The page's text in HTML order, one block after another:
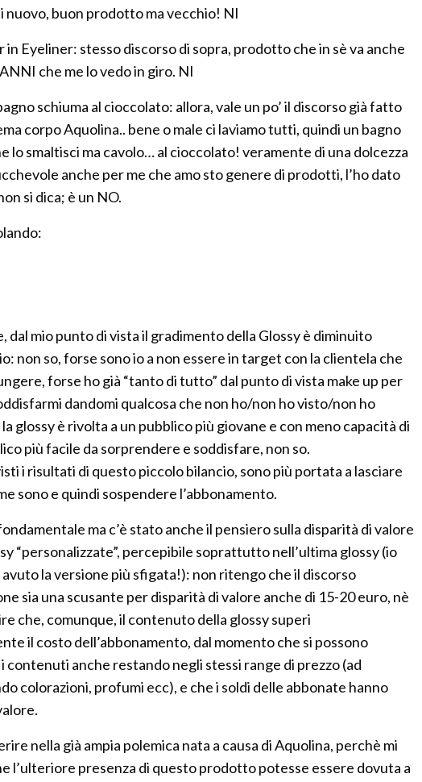
nuovo, buon prodotto ma vecchio! NI
in Eyeliner: stesso discorso di sopra, prodotto che in sè va anche
che me lo vedo in giro. NI
schiuma al cioccolato: allora, vale un po’ il discorso già fatto
corpo Aquolina.. bene o male ci laviamo tutti, quindi un bagno
lo smaltisci ma cavolo… al cioccolato! veramente di una dolcezza
anche per me che amo sto genere di prodotti, l’ho dato
si dica; è un NO.
dal mio punto di vista il gradimento della Glossy è diminuito
non so, forse sono io a non essere in target con la clientela che
forse ho già “tanto di tutto” dal punto di vista make up per
dandomi qualcosa che non ho/non ho visto/non ho
glossy è rivolta a un pubblico più giovane e con meno capacità di
più facile da sorprendere e soddisfare, non so.
i risultati di questo piccolo bilancio, sono più portata a lasciare
sono e quindi sospendere l’abbonamento.
ma c’è stato anche il pensiero sulla disparità di valore
“personalizzate”, percepibile soprattutto nell’ultima glossy (io
la versione più sfigata!): non ritengo che il discorso
sia una scusante per disparità di valore anche di 15-20 euro, nè
che, comunque, il contenuto della glossy superi
il costo dell’abbonamento, dal momento che si possono
contenuti anche restando negli stessi range di prezzo (ad
colorazioni, profumi ecc), e che i soldi delle abbonate hanno
nella già ampia polemica nata a causa di Aquolina, perchè mi
l’ulteriore presenza di questo prodotto potesse essere dovuta a